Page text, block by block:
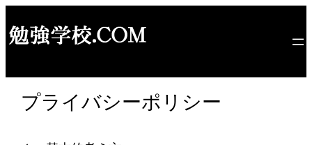
容
ス
プライバシーポリシー